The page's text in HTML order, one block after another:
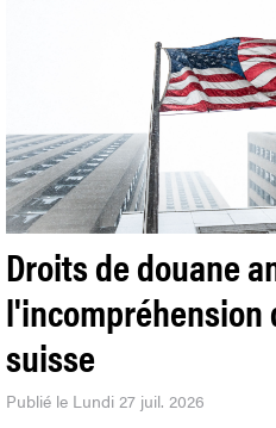
Droits de douane
l'incompréhension
suisse
Publié le Lundi 27 juil. 2026